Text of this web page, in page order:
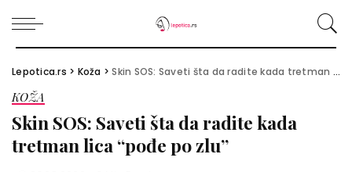
Lepotica.rs > Koža >Skin SOS: Saveti šta da radite kada tretman lica “pođe po zlu”
KOŽA
Skin SOS: Saveti šta da radite kada
tretman lica “pođe po zlu”